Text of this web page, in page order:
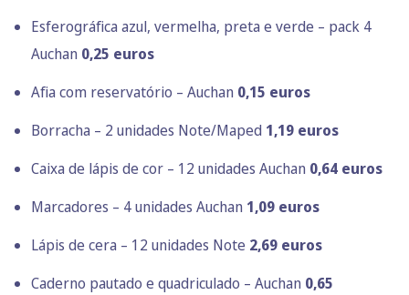
Esferográfica azul, vermelha, preta e verde – pack 4
Auchan 0,25 euros
Afia com reservatório – Auchan 0,15 euros
Borracha – 2 unidades Note/Maped 1,19 euros
Caixa de lápis de cor – 12 unidades Auchan 0,64 euros
Marcadores – 4 unidades Auchan 1,09 euros
Lápis de cera – 12 unidades Note 2,69 euros
Caderno pautado e quadriculado – Auchan 0,65